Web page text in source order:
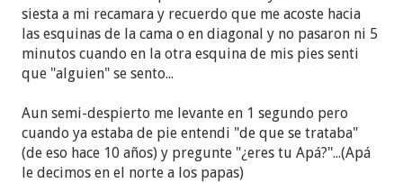
estaba muy contenta cuando de pronto... se me
descompone el control remoto del aire
acondicionado
dentro de los trabajos que me hizo, estuvo la
instalación de la luz, la televisión y los contactos
para el aire acondicionado.
siesta a mi recamara y recuerdo que me acoste hacia
las esquinas de la cama o en diagonal y no pasaron ni 5
minutos cuando en la otra esquina de mis pies senti
que "alguien" se sento...
Aun semi-despierto me levante en 1 segundo pero
cuando ya estaba de pie entendi "de que se trataba"
(de eso hace 10 años) y pregunte "¿eres tu Apá?"...(Apá
le decimos en el norte a los papas)